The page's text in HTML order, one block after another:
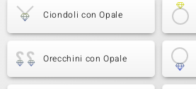
Ciondoli con Opale
Orecchini con Opale